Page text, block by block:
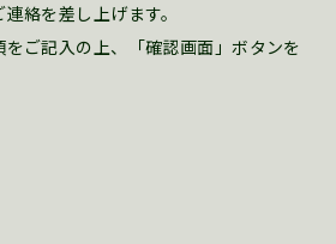
絡を差し上げます。
ご記入の上、「確認画面」ボタンを